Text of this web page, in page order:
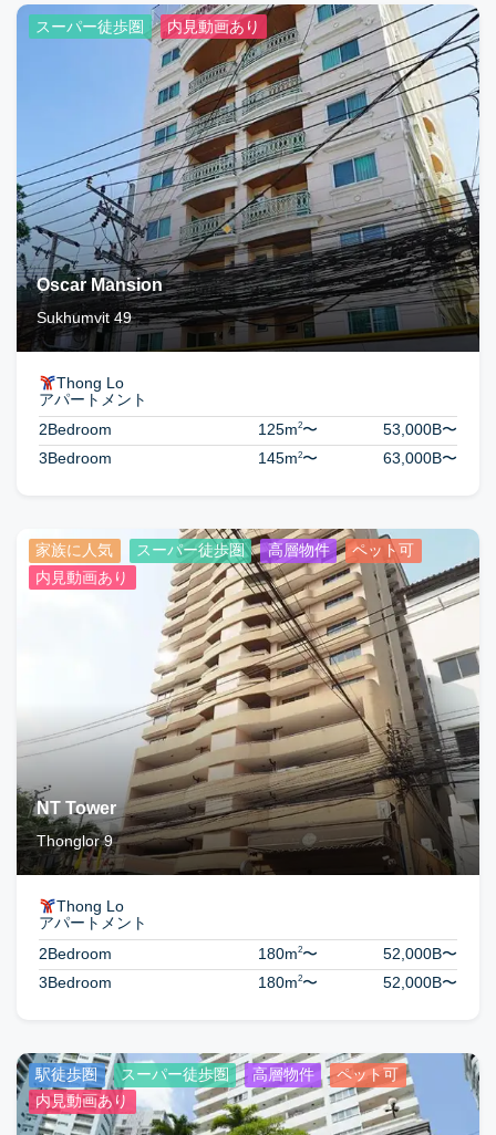
スーパー徒歩圏 内見動画あり
Oscar Mansion
Sukhumvit 49
Thong Lo
アパートメント
2Bedroom
125m2〜 53,000B〜
3Bedroom
145m2〜 63,000B〜
家族に人気 スーパー徒歩圏 高層物件
ペット可
内見動画あり
NT Tower
Thonglor 9
Thong Lo
アパートメント
2Bedroom
180m2〜 52,000B〜
3Bedroom
180m2〜 52,000B〜
駅徒歩圏 スーパー徒歩圏 高層物件
ペット可
内見動画あり